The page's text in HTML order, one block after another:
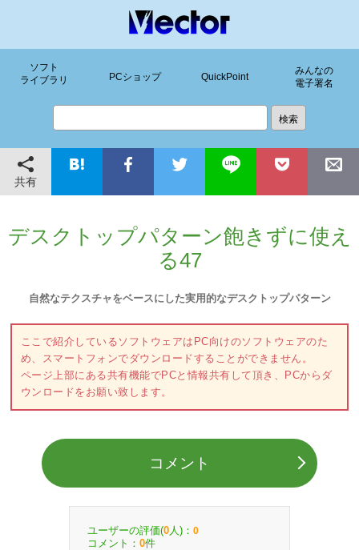
ソフト
ライブラリ
PCショップ QuickPoint
みんなの
電子署名
共有
デスクトップパターン飽きずに使え
る47
自然なテクスチャをベースにした実用的なデスクトップパターン
ここで紹介しているソフトウェアはPC向けのソフトウェアのた
め、スマートフォンでダウンロードすることができません。
ページ上部にある共有機能でPCと情報共有して頂き、PCからダ
ウンロードをお願い致します。
コメント
ユーザーの評価(0 人)： 0
コメント： 0件